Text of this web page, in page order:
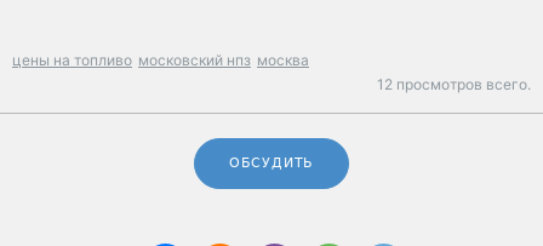
цены на топливо московский нпз москва
12 просмотров всего.
ОБСУДИТЬ